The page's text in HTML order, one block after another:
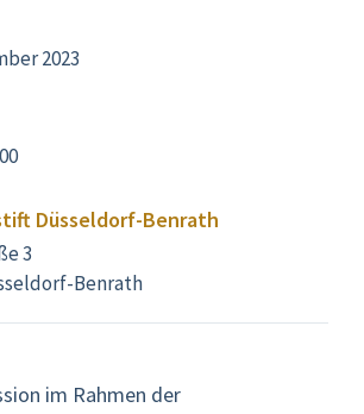
2023
Düsseldorf-Benrath
3
Benrath
im Rahmen der